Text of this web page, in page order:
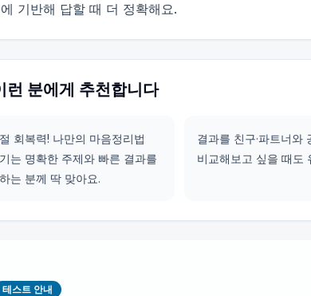
기반해 답할 때 더 정확해요.
런 분에게 추천합니다
회복력! 나만의 마음정리법
는 명확한 주제와 빠른 결과를
는 분께 딱 맞아요.
결과를 친구·파트너와
비교해보고 싶을 때도
테스트 안내